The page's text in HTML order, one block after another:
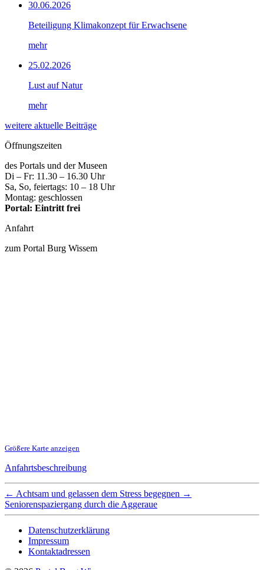
30.06.2026
Beteiligung Klimakonzept für Erwachsene
mehr
25.02.2026
Lust auf Natur
mehr
weitere aktuelle Beiträge
Öffnungszeiten
des Portals und der Museen
Di – Fr: 11.30 – 16.30 Uhr
Sa, So, feiertags: 10 – 18 Uhr
Montag: geschlossen
Portal: Eintritt frei
Anfahrt
zum Portal Burg Wissem
Größere Karte anzeigen
Anfahrtsbeschreibung
← Achtsam und gelassen dem Stress begegnen →
Seniorenspaziergang durch die Aggeraue
Datenschutzerklärung
Impressum
Kontaktadressen